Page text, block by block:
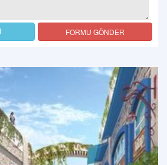
FORMU GÖNDER